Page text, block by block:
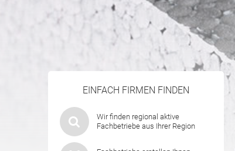
EINFACH FIRMEN FINDEN
Wir finden regional aktive
Fachbetriebe aus Ihrer Region